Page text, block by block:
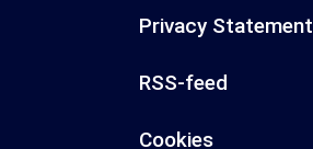
Privacy Statement
RSS-feed
Cookies